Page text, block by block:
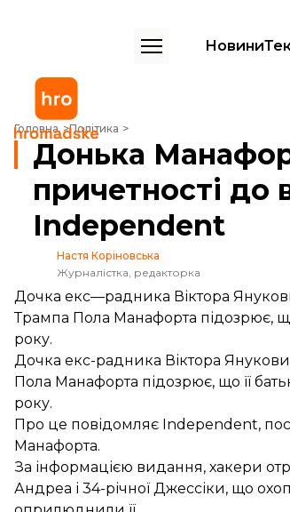
Новини
Головна Політика
Донька Манафорта підозрює його в
Донька
причетності до
Іndependent
Настя Коріновська
Журналістка, редакторка
Дочка екс—радника Віктора
Трампа Пола Манафорта підозрює,
року.
Дочка екс-радника Віктора
Пола Манафорта підозрює, що її
року.
Про це повідомляє Independent,
Манафорта.
За інформацією видання, хакери
Андреа і 34-річної Джессіки, що